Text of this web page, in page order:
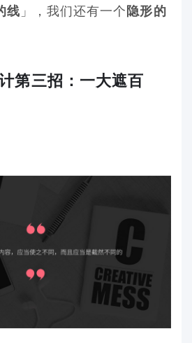
线 」，我们还有一个隐形的
第三招：一大遮百